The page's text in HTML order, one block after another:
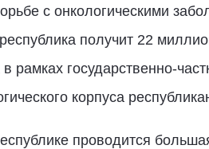
с онкологическими
получит 22
рамках государственно-
корпуса
проводится